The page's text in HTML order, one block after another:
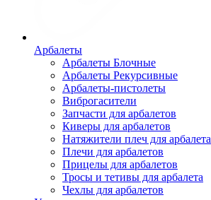
Арбалеты
Арбалеты Блочные
Арбалеты Рекурсивные
Арбалеты-пистолеты
Виброгасители
Запчасти для арбалетов
Киверы для арбалетов
Натяжители плеч для арбалета
Плечи для арбалетов
Прицелы для арбалетов
Тросы и тетивы для арбалета
Чехлы для арбалетов